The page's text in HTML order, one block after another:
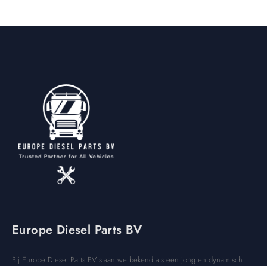
Europe Diesel Parts BV
Bij Europe Diesel Parts BV staan we bekend als een jong en dynamisch